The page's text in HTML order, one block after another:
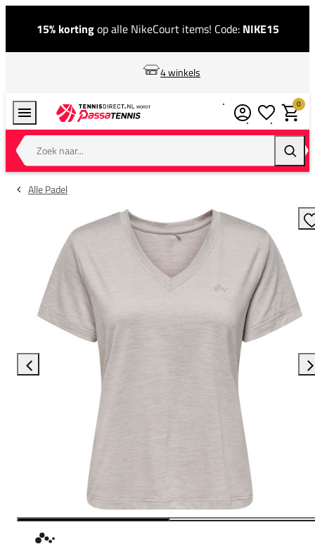
15% kortingop alle NikeCourt items! Code: NIKE15
4 winkels
Zoek naar...
0
Alle Padel